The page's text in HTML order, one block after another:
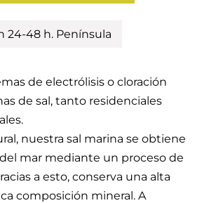
24-48 h. Península
de electrólisis o cloración
de sal, tanto residenciales
nuestra sal marina se obtiene
mar mediante un proceso de
a esto, conserva una alta
composición mineral. A